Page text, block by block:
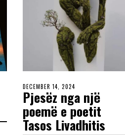
DECEMBER 14, 2024
Pjesëz nga një
poemë e poetit
Tasos Livadhitis